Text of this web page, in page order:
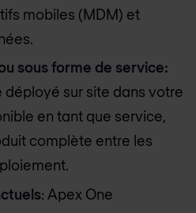
mobiles (MDM) et
sous forme de service:
sur site dans votre
en tant que service,
complète entre les
: Apex One